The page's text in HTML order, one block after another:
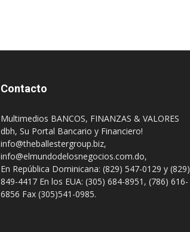
Contacto
Multimedios BANCOS, FINANZAS & VALORES
dbh, Su Portal Bancario y Financiero!
info@theballestergroup.biz,
info@elmundodelosnegocios.com.do,
En República Dominicana: (829) 547-0129 y (829)
849-4417 En los EUA: (305) 684-8951, (786) 616-
6856 Fax (305)541-0985.